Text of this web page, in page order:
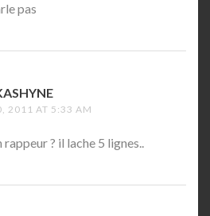
pas
2011 AT 5:33 AM
? il lache 5 lignes..